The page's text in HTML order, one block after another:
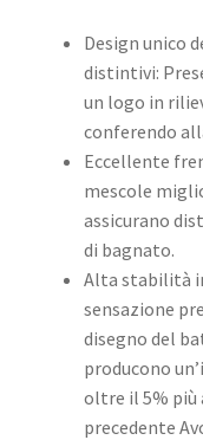
Design unico
distintivi:
un logo in
conferendo
Eccellente
mescole
assicurano
di bagnato.
Alta stabilità
sensazione
disegno del
producono
oltre il 5%
precedente